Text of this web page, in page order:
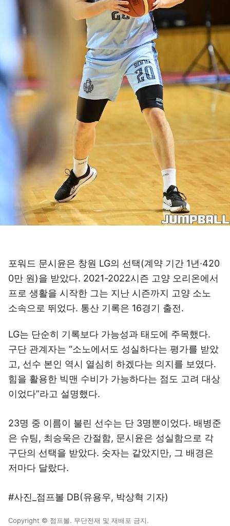
포워드 문시윤은 창원 LG의 선택(계약 기간 1년·420
0만 원)을 받았다. 2021-2022시즌 고양 오리온에서
프로 생활을 시작한 그는 지난 시즌까지 고양 소노
소속으로 뛰었다. 통산 기록은 16경기 출전.
LG는 단순히 기록보다 가능성과 태도에 주목했다.
구단 관계자는 “소노에서도 성실하다는 평가를 받았
고, 선수 본인 역시 열심히 하겠다는 의지를 보였다.
힘을 활용한 빅맨 수비가 가능하다는 점도 고려 대상
이었다”라고 설명했다.
23명 중 이름이 불린 선수는 단 3명뿐이었다. 배병준
은 슈팅, 최승욱은 간절함, 문시윤은 성실함으로 각
구단의 선택을 받았다. 숫자는 같았지만, 그 배경은
저마다 달랐다.
#사진_점프볼 DB(유용우, 박상혁 기자)
Copyright © 점프볼. 무단전재 및 재배포 금지.